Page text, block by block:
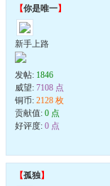
【你是唯一】
新手上路
发帖: 1846
威望: 7108 点
铜币: 2128 枚
贡献值: 0 点
好评度: 0 点
【孤独】